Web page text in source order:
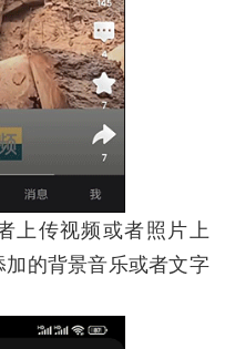
上传视频或者照片上
的背景音乐或者文字